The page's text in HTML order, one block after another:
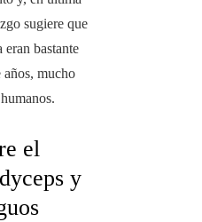
sugiere que
eran bastante
años, mucho
el
y